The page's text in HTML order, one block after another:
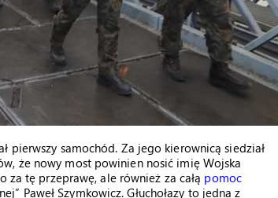
pierwszy samochód. Za jego kierownicą siedział
że nowy most powinien nosić imię Wojska
za tę przeprawę, ale również za całą pomoc
Paweł Szymkowicz. Głuchołazy to jedna z